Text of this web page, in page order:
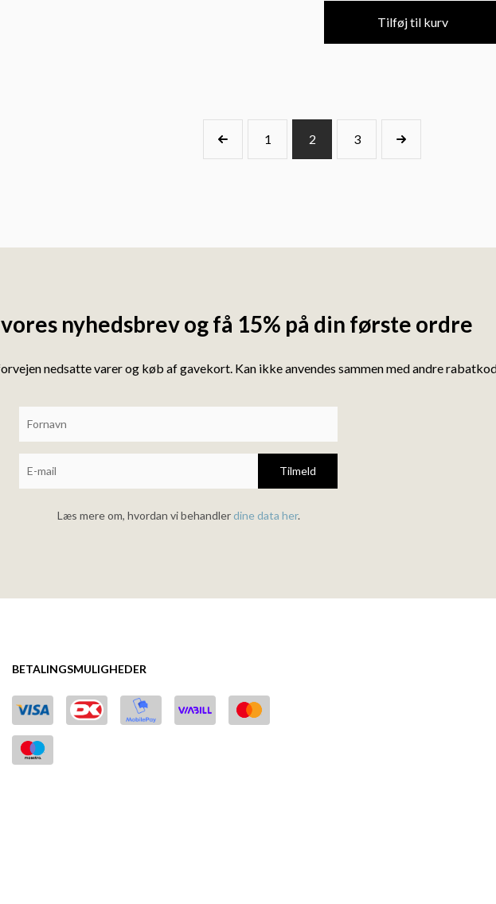
Tilføj til kurv
1 2 3
nyhedsbrev og få 15% på din første ordre
nedsatte varer og køb af gavekort. Kan ikke anvendes sammen med andre
Tilmeld
Læs mere om, hvordan vi behandlerdine data her.
BETALINGSMULIGHEDER